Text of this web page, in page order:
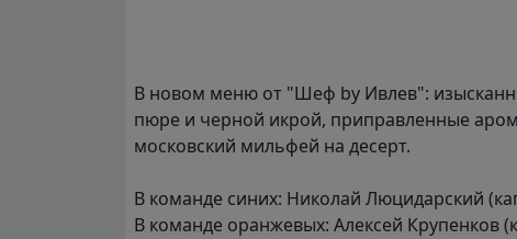
В новом меню от "Шеф by Ивлев":
пюре и черной икрой, приправленные
московский мильфей на десерт.
В команде синих: Николай Люцидарский
В команде оранжевых: Алексей Крупенков